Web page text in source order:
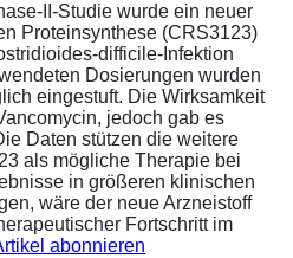
II-Studie wurde ein neuer
Proteinsynthese (CRS3123)
difficile-Infektion
Dosierungen wurden
eingestuft. Die Wirksamkeit
jedoch gab es
Daten stützen die weitere
als mögliche Therapie bei
in größeren klinischen
wäre der neue Arzneistoff
Fortschritt im
abonnieren